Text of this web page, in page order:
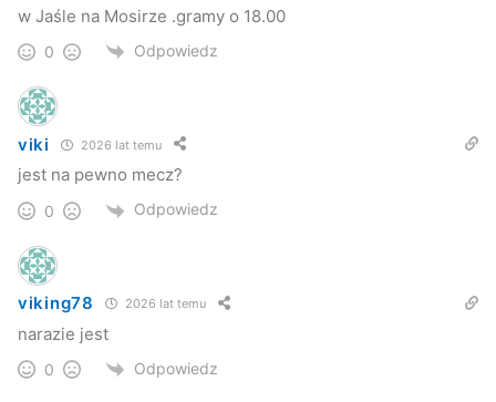
w Jaśle na Mosirze .gramy o 18.00
0 Odpowiedz
viki 2026 lat temu
jest na pewno mecz?
0 Odpowiedz
viking78 2026 lat temu
narazie jest
0 Odpowiedz